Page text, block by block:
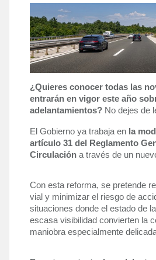
¿Quieres conocer todas las
entrarán en vigor este año
adelantamientos?No dejes de
El Gobierno ya trabaja en la
artículo 31 del Reglamento
Circulación a través de un
Con esta reforma, se pretende
vial y minimizar el riesgo de
situaciones donde el estado de
escasa visibilidad convierten la
maniobra especialmente